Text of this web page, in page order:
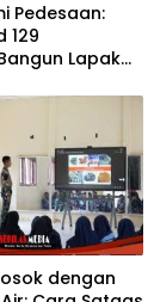
Pedesaan:
129
Lapak
dengan